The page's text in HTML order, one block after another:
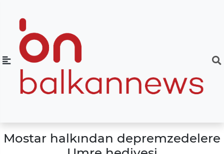
Mostar halkından depremzedelere